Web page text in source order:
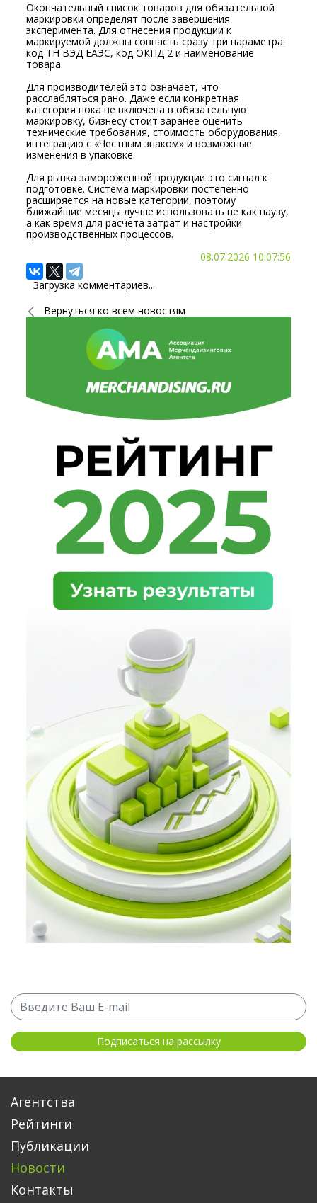
Окончательный список товаров для обязательной
маркировки определят после завершения
эксперимента. Для отнесения продукции к
маркируемой должны совпасть сразу три параметра:
код ТН ВЭД ЕАЭС, код ОКПД 2 и наименование
товара.
Для производителей это означает, что
расслабляться рано. Даже если конкретная
категория пока не включена в обязательную
маркировку, бизнесу стоит заранее оценить
технические требования, стоимость оборудования,
интеграцию с «Честным знаком» и возможные
изменения в упаковке.
Для рынка замороженной продукции это сигнал к
подготовке. Система маркировки постепенно
расширяется на новые категории, поэтому
ближайшие месяцы лучше использовать не как паузу,
а как время для расчета затрат и настройки
производственных процессов.
08.07.2026 10:07:56
Загрузка комментариев...
Вернуться ко всем новостям
Агентства
Рейтинги
Публикации
Новости
Контакты